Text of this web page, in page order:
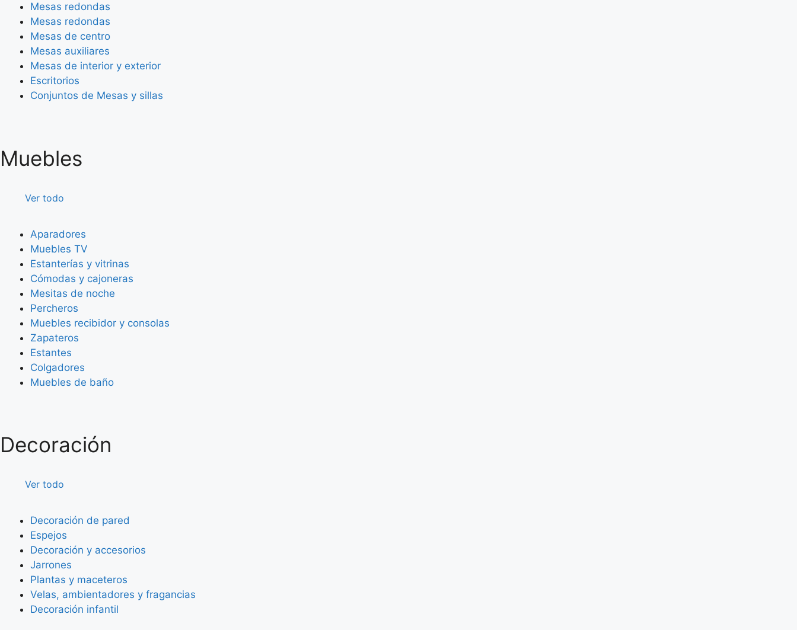
Mesas redondas
Mesas redondas
Mesas de centro
Mesas auxiliares
Mesas de interior y exterior
Escritorios
Conjuntos de Mesas y sillas
Muebles
Ver todo
Aparadores
Muebles TV
Estanterías y vitrinas
Cómodas y cajoneras
Mesitas de noche
Percheros
Muebles recibidor y consolas
Zapateros
Estantes
Colgadores
Muebles de baño
Decoración
Ver todo
Decoración de pared
Espejos
Decoración y accesorios
Jarrones
Plantas y maceteros
Velas, ambientadores y fragancias
Decoración infantil